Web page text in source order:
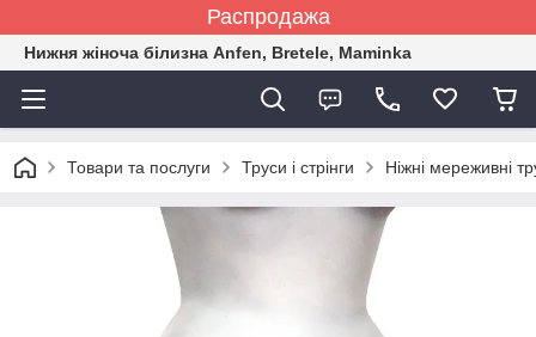
Распродажа
Нижня жіноча білизна Anfen, Bretele, Maminka
Товари та послуги Труси і стрінги Ніжні мереживні